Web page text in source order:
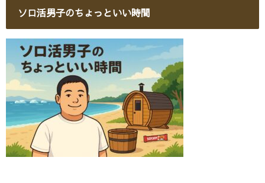
ソロ活男子のちょっといい時間